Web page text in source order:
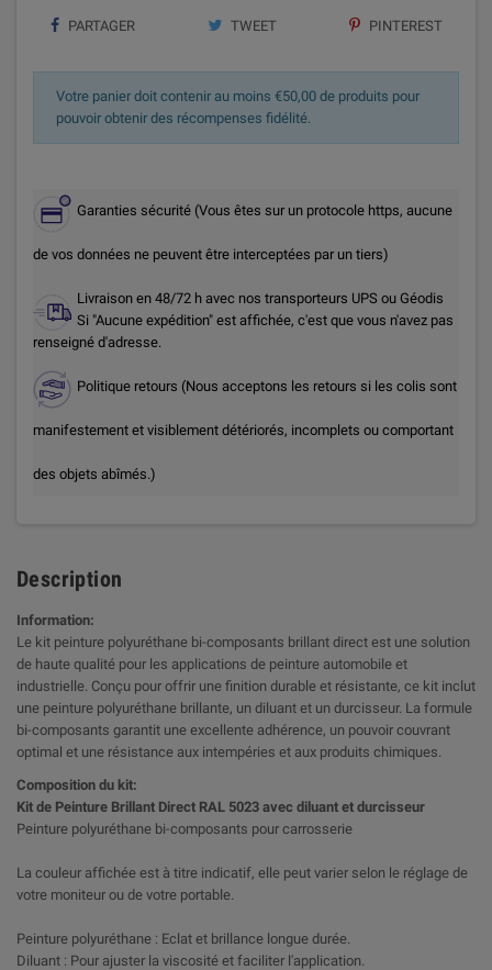
PARTAGER TWEET PINTEREST
Votre panier doit contenir au moins €50,00 de produits pour
pouvoir obtenir des récompenses fidélité.
Garanties sécurité (Vous êtes sur un protocole https, aucune
de vos données ne peuvent être interceptées par un tiers)
Livraison en 48/72 h avec nos transporteurs UPS ou Géodis
Si "Aucune expédition" est affichée, c'est que vous n'avez pas
renseigné d'adresse.
Politique retours (Nous acceptons les retours si les colis sont
manifestement et visiblement détériorés, incomplets ou comportant
des objets abîmés.)
Description
Information:
Le kit peinture polyuréthane bi-composants brillant direct est une solution
de haute qualité pour les applications de peinture automobile et
industrielle. Conçu pour offrir une finition durable et résistante, ce kit inclut
une peinture polyuréthane brillante, un diluant et un durcisseur. La formule
bi-composants garantit une excellente adhérence, un pouvoir couvrant
optimal et une résistance aux intempéries et aux produits chimiques.
Composition du kit:
Kit de Peinture Brillant Direct RAL 5023 avec diluant et durcisseur
Peinture polyuréthane bi-composants pour carrosserie
La couleur affichée est à titre indicatif, elle peut varier selon le réglage de
votre moniteur ou de votre portable.
Peinture polyuréthane : Eclat et brillance longue durée.
Diluant : Pour ajuster la viscosité et faciliter l'application.